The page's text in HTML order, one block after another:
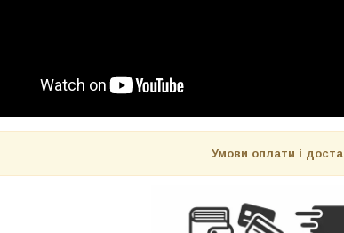
Умови оплати і